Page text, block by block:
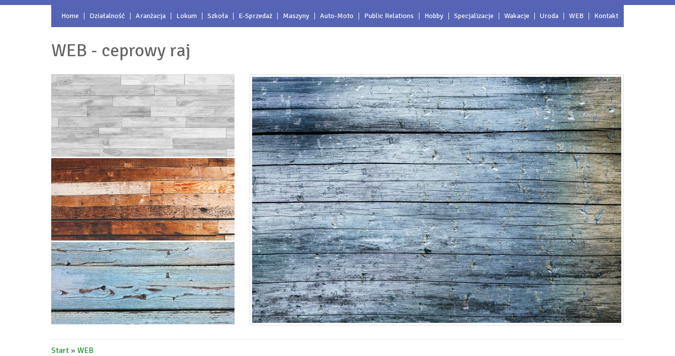
Home Działalność Aranżacja Lokum Szkoła E-Sprzedaż Maszyny Auto-Moto Public Relations Hobby Specjalizacje Wakacje Uroda WEB Kontakt
WEB - ceprowy raj
Start » WEB